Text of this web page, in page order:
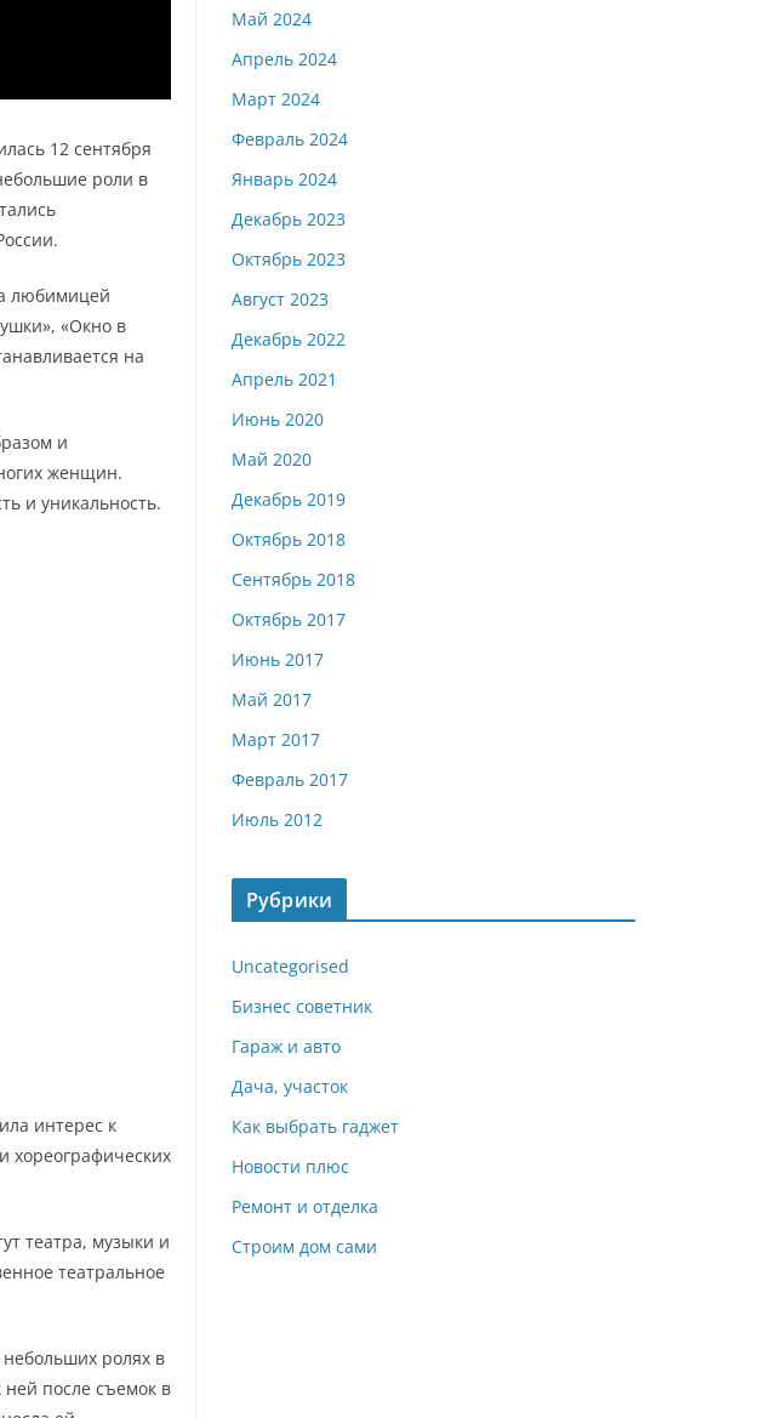
12 сентября
роли в
любимицей
«Окно в
на
и
женщин.
и уникальность.
интерес к
хореографических
театра, музыки и
театральное
ролях в
после съемок в
Май 2024
Апрель 2024
Март 2024
Февраль 2024
Январь 2024
Декабрь 2023
Октябрь 2023
Август 2023
Декабрь 2022
Апрель 2021
Июнь 2020
Май 2020
Декабрь 2019
Октябрь 2018
Сентябрь 2018
Октябрь 2017
Июнь 2017
Май 2017
Март 2017
Февраль 2017
Июль 2012
Рубрики
Uncategorised
Бизнес советник
Гараж и авто
Дача, участок
Как выбрать гаджет
Новости плюс
Ремонт и отделка
Строим дом сами